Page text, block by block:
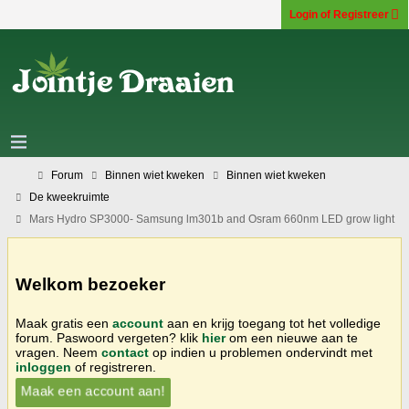
Login of Registreer
Forum Binnen wiet kweken
Binnen wiet kweken
De kweekruimte
Mars Hydro SP3000- Samsung lm301b and Osram 660nm LED grow light
Welkom bezoeker
Maak gratis een account aan en krijg toegang tot het volledige
forum. Paswoord vergeten? klik hierom een nieuwe aan te
vragen. Neem contact op indien u problemen ondervindt met
inloggen of registreren.
Maak een account aan!